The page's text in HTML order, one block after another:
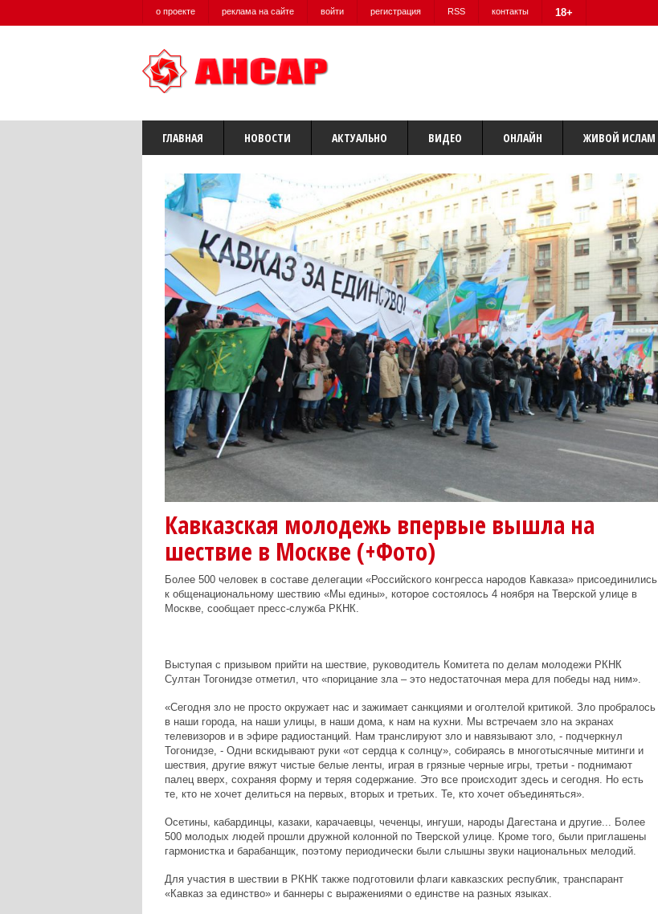
о проекте реклама на сайте войти регистрация RSS контакты 18+
ГЛАВНАЯ НОВОСТИ АКТУАЛЬНО ВИДЕО ОНЛАЙН ЖИВОЙ ИСЛАМ
Кавказская молодежь впервые вышла на
шествие в Москве (+Фото)
Более 500 человек в составе делегации «Российского конгресса народов Кавказа» присоединились
к общенациональному шествию «Мы едины», которое состоялось 4 ноября на Тверской улице в
Москве, сообщает пресс-служба РКНК.
Выступая с призывом прийти на шествие, руководитель Комитета по делам молодежи РКНК
Султан Тогонидзе отметил, что «порицание зла – это недостаточная мера для победы над ним».
«Сегодня зло не просто окружает нас и зажимает санкциями и оголтелой критикой. Зло пробралось
в наши города, на наши улицы, в наши дома, к нам на кухни. Мы встречаем зло на экранах
телевизоров и в эфире радиостанций. Нам транслируют зло и навязывают зло, - подчеркнул
Тогонидзе, - Одни вскидывают руки «от сердца к солнцу», собираясь в многотысячные митинги и
шествия, другие вяжут чистые белые ленты, играя в грязные черные игры, третьи - поднимают
палец вверх, сохраняя форму и теряя содержание. Это все происходит здесь и сегодня. Но есть
те, кто не хочет делиться на первых, вторых и третьих. Те, кто хочет объединяться».
Осетины, кабардинцы, казаки, карачаевцы, чеченцы, ингуши, народы Дагестана и другие... Более
500 молодых людей прошли дружной колонной по Тверской улице. Кроме того, были приглашены
гармонистка и барабанщик, поэтому периодически были слышны звуки национальных мелодий.
Для участия в шествии в РКНК также подготовили флаги кавказских республик, транспарант
«Кавказ за единство» и баннеры с выражениями о единстве на разных языках.